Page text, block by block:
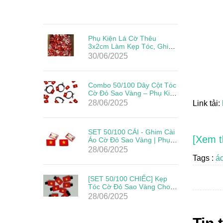
Link tải:
[Xem
Tags :
Phụ Kiện Lá Cờ Thêu
3x2cm Làm Kẹp Tóc, Ghim
Cài Đẹp Giá Rẻ Mừng Lễ
30/06/2025
Combo 50/100 Dây Cột Tóc
Cờ Đỏ Sao Vàng – Phụ Kiện
Yêu Nước Cho Mẹ & Bé
28/06/2025
SET 50/100 CÁI - Ghim Cài
Áo Cờ Đỏ Sao Vàng | Phụ
Kiện Yêu Nước Cho Ngày
28/06/2025
[SET 50/100 CHIẾC] Kẹp
Tóc Cờ Đỏ Sao Vàng Cho
Bé – Phụ Kiện Mừng Quốc
28/06/2025